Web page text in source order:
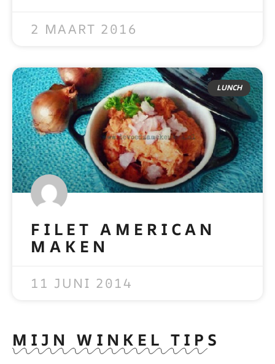
2 MAART 2016
LUNCH
FILET AMERICAN
MAKEN
11 JUNI 2014
MIJN WINKEL TIPS